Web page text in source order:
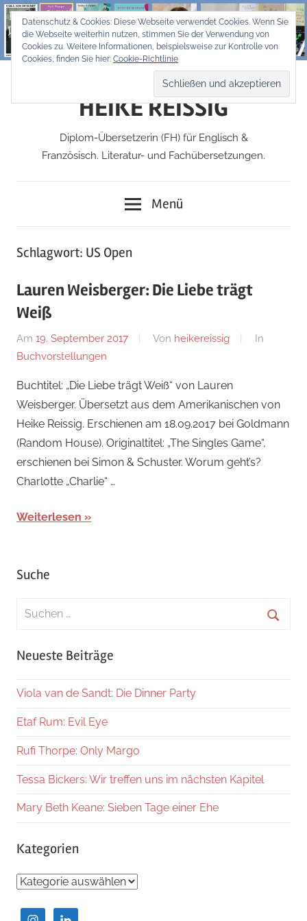
Zum
Inhalt
springen
HEIKE REISSIG
Diplom-Übersetzerin (FH) für Englisch &
Französisch. Literatur- und Fachübersetzungen.
Menü
Schlagwort: US Open
Lauren Weisberger: Die Liebe trägt
Weiß
Am 19. September 2017 Von heikereissig
In
Buchvorstellungen
Buchtitel: „Die Liebe trägt Weiß“ von Lauren
Weisberger. Übersetzt aus dem Amerikanischen von
Heike Reissig. Erschienen am 18.09.2017 bei Goldmann
(Random House). Originaltitel: „The Singles Game“,
erschienen bei Simon & Schuster. Worum geht’s?
Charlotte „Charlie“ …
Weiterlesen
Suche
Suchen
Neueste Beiträge
Viola van de Sandt: Die Dinner Party
Etaf Rum: Evil Eye
Rufi Thorpe: Only Margo
Tessa Bickers: Wir treffen uns im nächsten Kapitel
Mary Beth Keane: Sieben Tage einer Ehe
Kategorien
Kategorien
Datenschutz & Cookies: Diese Webseite verwendet Cookies. Wenn Sie
die Webseite weiterhin nutzen, stimmen Sie der Verwendung von
Cookies zu. Weitere Informationen, beispielsweise zur Kontrolle von
Cookies, finden Sie hier: Cookie-Richtlinie